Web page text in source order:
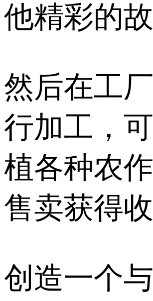
他精彩的故
然后在工
行加工，
植各种农作
售卖获得收
创造一个